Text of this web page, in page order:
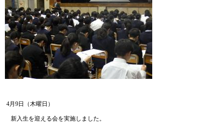
4月9日（木曜日）
新入生を迎える会を実施しました。